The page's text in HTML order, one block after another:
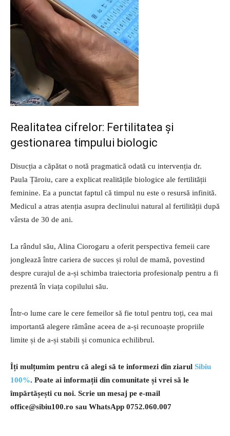
Realitatea cifrelor: Fertilitatea și
gestionarea timpului biologic
Disucția a căpătat o notă pragmatică odată cu intervenția dr.
Paula Țăroiu, care a explicat realitățile biologice ale fertilității
feminine. Ea a punctat faptul că timpul nu este o resursă infinită.
Medicul a atras atenția asupra declinului natural al fertilității după
vârsta de 30 de ani.
La rândul său, Alina Ciorogaru a oferit perspectiva femeii care
jonglează între cariera de succes și rolul de mamă, povestind
despre curajul de a-și schimba traiectoria profesionalp pentru a fi
prezentă în viața copilului său.
Într-o lume care le cere femeilor să fie totul pentru toți, cea mai
importantă alegere rămâne aceea de a-și recunoaște propriile
limite și de a-și stabili și comunica echilibrul.
Îți mulțumim pentru că alegi să te informezi din ziarul Sibiu
100%. Poate ai informații din comunitate și vrei să le
împărtășești cu noi. Scrie un mesaj pe e-mail
office@sibiu100.ro sau WhatsApp 0752.060.007